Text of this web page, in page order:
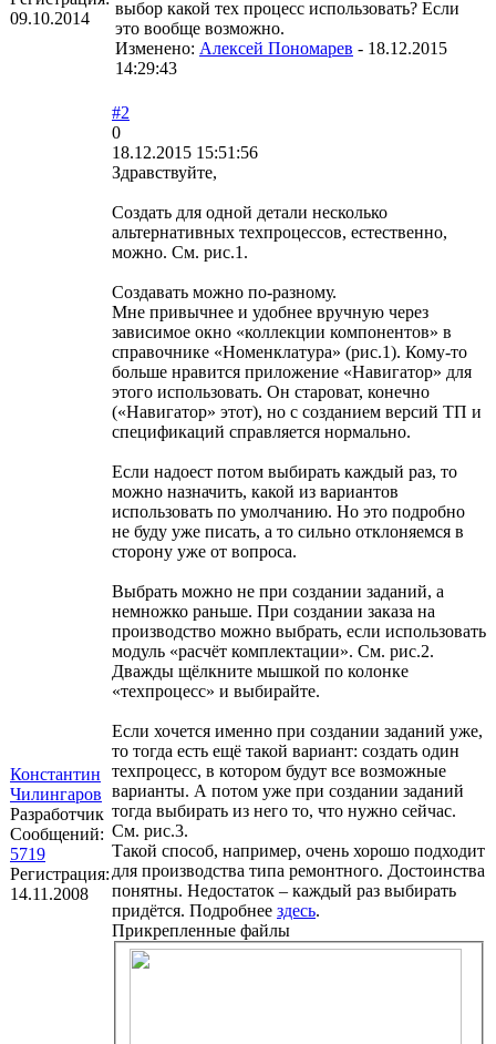
09.10.2014
выбор какой тех процесс использовать? Если
это вообще возможно.
Изменено: Алексей Пономарев - 18.12.2015
14:29:43
Константин
Чилингаров
Разработчик
Сообщений:
5719
Регистрация:
14.11.2008
#2
0
18.12.2015 15:51:56
Здравствуйте,
Создать для одной детали несколько
альтернативных техпроцессов, естественно,
можно. См. рис.1.
Создавать можно по-разному.
Мне привычнее и удобнее вручную через
зависимое окно «коллекции компонентов» в
справочнике «Номенклатура» (рис.1). Кому-то
больше нравится приложение «Навигатор» для
этого использовать. Он староват, конечно
(«Навигатор» этот), но с созданием версий ТП и
спецификаций справляется нормально.
Если надоест потом выбирать каждый раз, то
можно назначить, какой из вариантов
использовать по умолчанию. Но это подробно
не буду уже писать, а то сильно отклоняемся в
сторону уже от вопроса.
Выбрать можно не при создании заданий, а
немножко раньше. При создании заказа на
производство можно выбрать, если использовать
модуль «расчёт комплектации». См. рис.2.
Дважды щёлкните мышкой по колонке
«техпроцесс» и выбирайте.
Если хочется именно при создании заданий уже,
то тогда есть ещё такой вариант: создать один
техпроцесс, в котором будут все возможные
варианты. А потом уже при создании заданий
тогда выбирать из него то, что нужно сейчас.
См. рис.3.
Такой способ, например, очень хорошо подходит
для производства типа ремонтного. Достоинства
понятны. Недостаток – каждый раз выбирать
придётся. Подробнее здесь.
Прикрепленные файлы